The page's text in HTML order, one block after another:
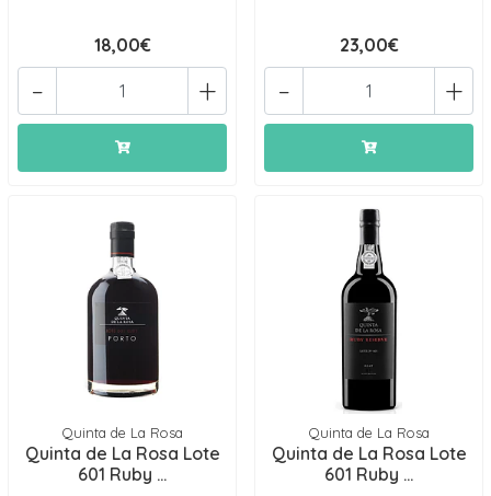
18,00€
+
-
23,00€
+
-
Quinta de La Rosa
Quinta de La Rosa Lote
601 Ruby ...
Quinta de La Rosa
Quinta de La Rosa Lote
601 Ruby ...